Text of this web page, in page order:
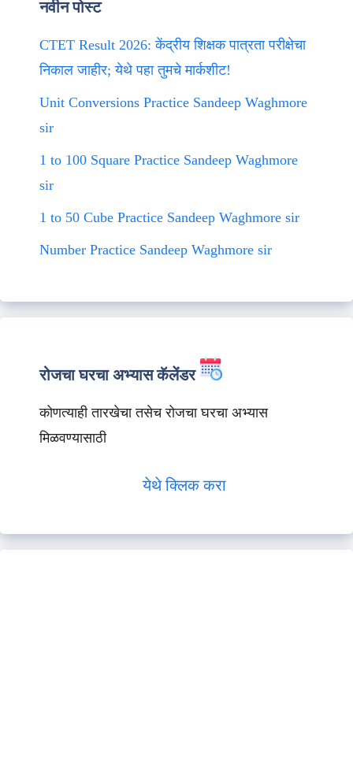
नवीन पोस्ट
CTET Result 2026: केंद्रीय शिक्षक पात्रता परीक्षेचा
निकाल जाहीर; येथे पहा तुमचे मार्कशीट!
Unit Conversions Practice Sandeep Waghmore
sir
1 to 100 Square Practice Sandeep Waghmore
sir
1 to 50 Cube Practice Sandeep Waghmore sir
Number Practice Sandeep Waghmore sir
रोजचा घरचा अभ्यास कॅलेंडर
कोणत्याही तारखेचा तसेच रोजचा घरचा अभ्यास
मिळवण्यासाठी
येथे क्लिक करा